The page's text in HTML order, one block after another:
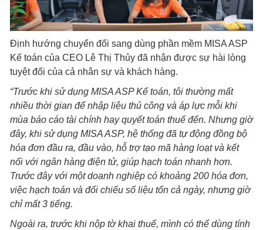
Định hướng chuyển đổi sang dùng phần mềm MISA ASP
Kế toán của CEO Lê Thị Thủy đã nhận được sự hài lòng
tuyệt đối của cả nhân sự và khách hàng.
“Trước khi sử dụng MISA ASP Kế toán, tôi thường mất
nhiều thời gian để nhập liệu thủ công và áp lực mỗi khi
mùa báo cáo tài chính hay quyết toán thuế đến. Nhưng giờ
đây, khi sử dụng MISA ASP, hệ thống đã tự động đồng bộ
hóa đơn đầu ra, đầu vào, hỗ trợ tạo mã hàng loạt và kết
nối với ngân hàng điện tử, giúp hạch toán nhanh hơn.
Trước đây với một doanh nghiệp có khoảng 200 hóa đơn,
việc hạch toán và đối chiếu số liệu tốn cả ngày, nhưng giờ
chỉ mất 3 tiếng.
Ngoài ra, trước khi nộp tờ khai thuế, mình có thể dùng tính